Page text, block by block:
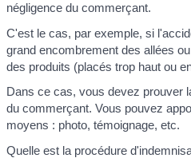
négligence du commerçant.
C'est le cas, par exemple, si
grand encombrement des allées
des produits (placés trop haut ou
Dans ce cas, vous devez prouver
du commerçant. Vous pouvez
moyens : photo, témoignage, etc.
Quelle est la procédure